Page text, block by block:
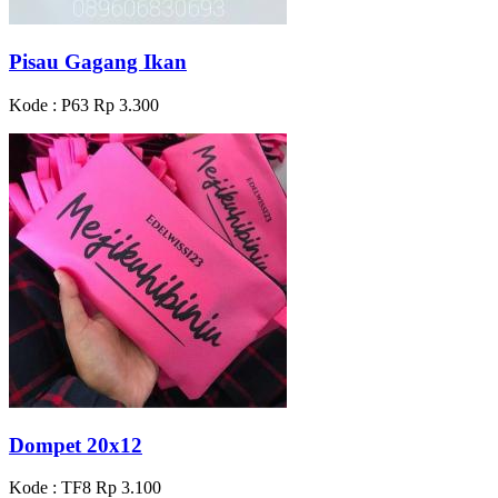
Pisau Gagang Ikan
Kode : P63 Rp 3.300
Dompet 20x12
Kode : TF8 Rp 3.100